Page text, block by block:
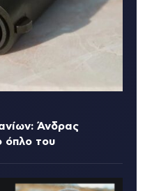
Άνδρας
όπλο του